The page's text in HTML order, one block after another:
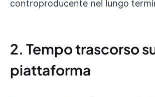
controproducente nel lungo
2. Tempo trascorso
piattaforma